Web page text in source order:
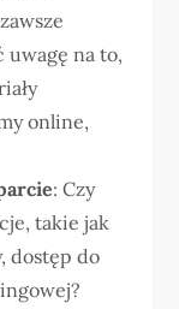
uwagę na to,
online,
: Czy
takie jak
dostęp do